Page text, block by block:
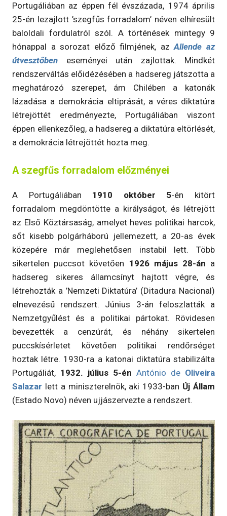
Portugáliában az éppen fél évszázada, 1974 április
25-én lezajlott ’szegfűs forradalom’ néven elhíresült
baloldali fordulatról szól. A történések mintegy 9
hónappal a sorozat előző filmjének, azAllende az
útvesztőben eseményei után zajlottak. Mindkét
rendszerváltás előidézésében a hadsereg játszotta a
meghatározó szerepet, ám Chilében a katonák
lázadása a demokrácia eltiprását, a véres diktatúra
létrejöttét eredményezte, Portugáliában viszont
éppen ellenkezőleg, a hadsereg a diktatúra eltörlését,
a demokrácia létrejöttét hozta meg.
A szegfűs forradalom előzményei
A Portugáliában 1910 október 5-én kitört
forradalom megdöntötte a királyságot, és létrejött
az Első Köztársaság, amelyet heves politikai harcok,
sőt kisebb polgárháború jellemezett, a 20-as évek
közepére már meglehetősen instabil lett. Több
sikertelen puccsot követően 1926 május 28-án a
hadsereg sikeres államcsínyt hajtott végre, és
létrehozták a ’Nemzeti Diktatúra’ (Ditadura Nacional)
elnevezésű rendszert. Június 3-án feloszlatták a
Nemzetgyűlést és a politikai pártokat. Rövidesen
bevezették a cenzúrát, és néhány sikertelen
puccskísérletet követően politikai rendőrséget
hoztak létre. 1930-ra a katonai diktatúra stabilizálta
Portugáliát, 1932. július 5-én António de Oliveira
Salazar lett a miniszterelnök, aki 1933-ban Új Állam
(Estado Novo) néven ujjászervezte a rendszert.